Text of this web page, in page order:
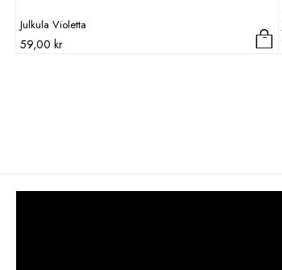
Julkula Violetta
59,00 kr